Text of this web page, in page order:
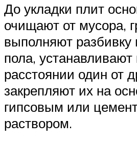
До укладки плит
очищают от мусора,
выполняют разбивку
пола,
расстоянии один от
закрепляют их на
гипсовым или
раствором.